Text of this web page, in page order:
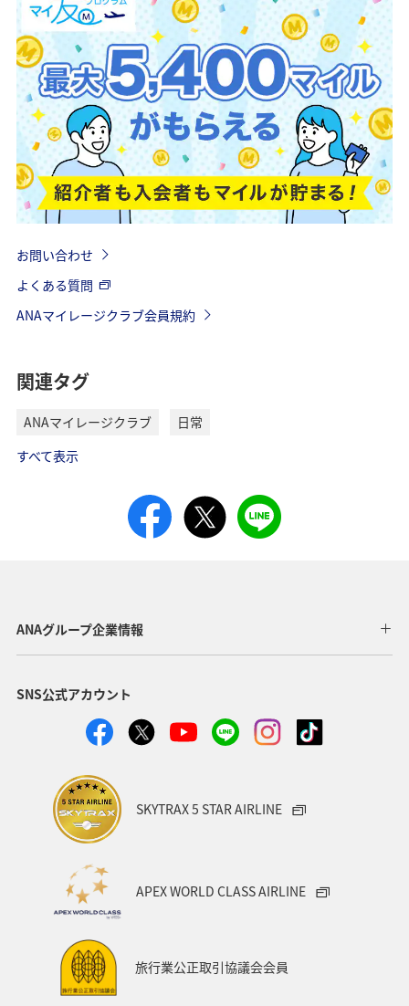
お問い合わせ
よくある質問
ANAマイレージクラブ会員規約
関連タグ
ANAマイレージクラブ
日常
すべて表示
ANAグループ企業情報
SNS公式アカウント
SKYTRAX 5 STAR AIRLINE
APEX WORLD CLASS AIRLINE
旅行業公正取引協議会会員